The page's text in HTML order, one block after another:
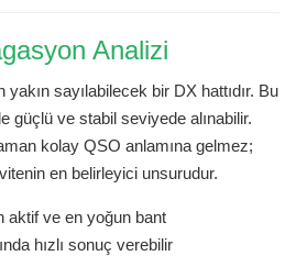
Analizi
sayılabilecek bir DX hattıdır. Bu
güçlü ve stabil seviyede alınabilir.
kolay QSO anlamına gelmez;
en belirleyici unsurudur.
aktif ve en yoğun bant
hızlı sonuç verebilir